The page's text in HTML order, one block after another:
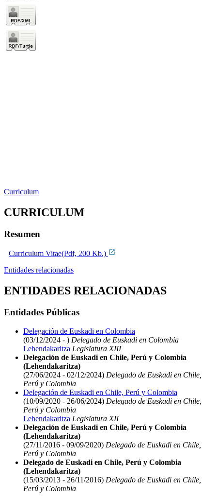
Curriculum
CURRICULUM
Resumen
Curriculum Vitae(Pdf, 200 Kb.)
Entidades relacionadas
ENTIDADES RELACIONADAS
Entidades Públicas
Delegación de Euskadi en Colombia
(03/12/2024 - ) Delegado de Euskadi en Colombia
Lehendakaritza Legislatura XIII
Delegación de Euskadi en Chile, Perú y Colombia
(Lehendakaritza)
(27/06/2024 - 02/12/2024) Delegado de Euskadi en Chile,
Perú y Colombia
Delegación de Euskadi en Chile, Perú y Colombia
(10/09/2020 - 26/06/2024) Delegado de Euskadi en Chile,
Perú y Colombia
Lehendakaritza Legislatura XII
Delegación de Euskadi en Chile, Perú y Colombia
(Lehendakaritza)
(27/11/2016 - 09/09/2020) Delegado de Euskadi en Chile,
Perú y Colombia
Delegado de Euskadi en Chile, Perú y Colombia
(Lehendakaritza)
(15/03/2013 - 26/11/2016) Delegado de Euskadi en Chile,
Perú y Colombia